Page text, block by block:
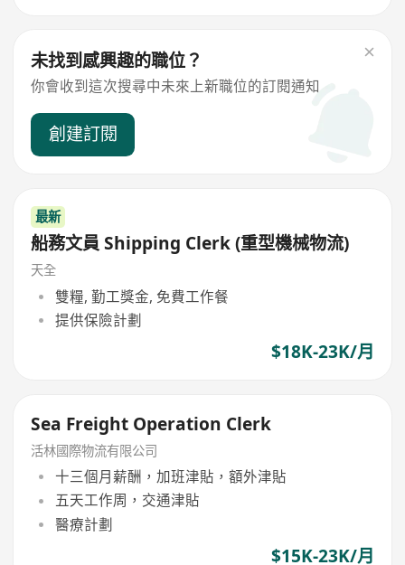
未找到感興趣的職位？
你會收到這次搜尋中未來上新職位的訂閱通知
創建訂閱
最新
船務文員 Shipping Clerk (重型機械物流)
天全
雙糧, 勤工獎金, 免費工作餐
提供保險計劃
$18K-23K/月
Sea Freight Operation Clerk
活林國際物流有限公司
十三個月薪酬，加班津貼，額外津貼
五天工作周，交通津貼
醫療計劃
$15K-23K/月